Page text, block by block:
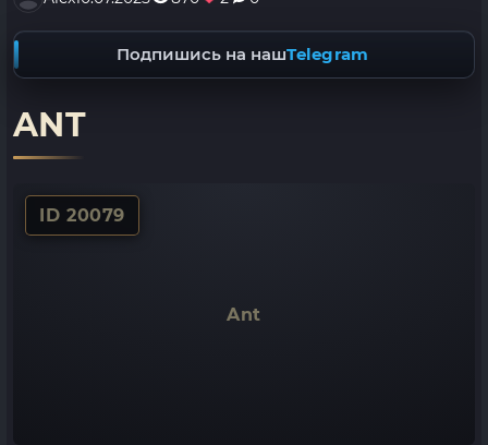
Подпишись на нашTelegram
ANT
ID 20079
Ant